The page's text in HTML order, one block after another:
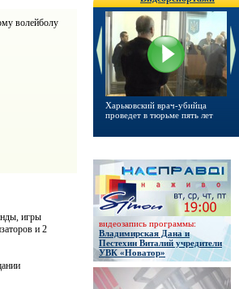
волейболу
игры
и 2
Харьковский врач-убийца
проведет в тюрьме пять лет
Выпускникам предлагают
пройти пробное
видеозапись программы:
Владимирская Дана и
Пестехин Виталий учредители
УВК «Новатор»